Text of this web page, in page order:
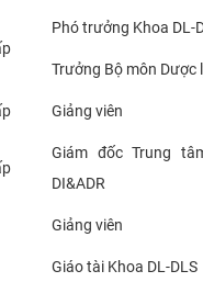
Phó trưởng Khoa DL-
Trưởng Bộ môn Dược
Giảng viên
Giám đốc Trung
DI&ADR
Giảng viên
Giáo tài Khoa DL-DLS